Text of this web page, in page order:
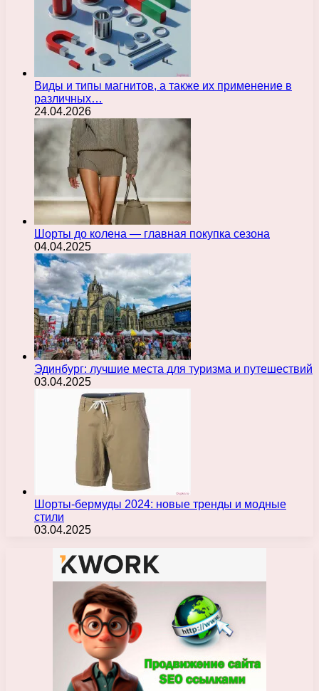
Виды и типы магнитов, а также их применение в
различных…
24.04.2026
Шорты до колена — главная покупка сезона
04.04.2025
Эдинбург: лучшие места для туризма и путешествий
03.04.2025
Шорты-бермуды 2024: новые тренды и модные
стили
03.04.2025